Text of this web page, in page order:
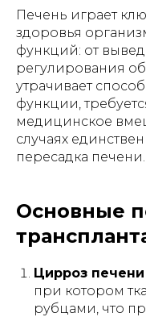
Печень играет
здоровья
функций: от
регулирования
утрачивает
функции,
медицинское
случаях
пересадка печени.
Основные
Цирроз печени
при котором
рубцами, что